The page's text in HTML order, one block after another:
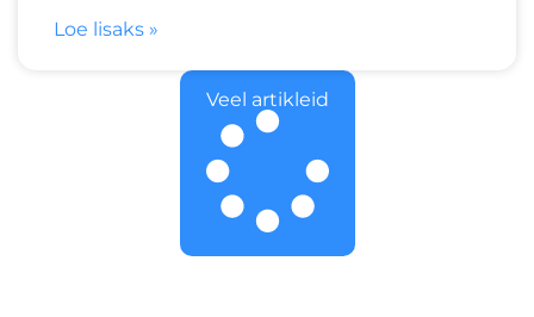
Loe lisaks »
Veel artikleid